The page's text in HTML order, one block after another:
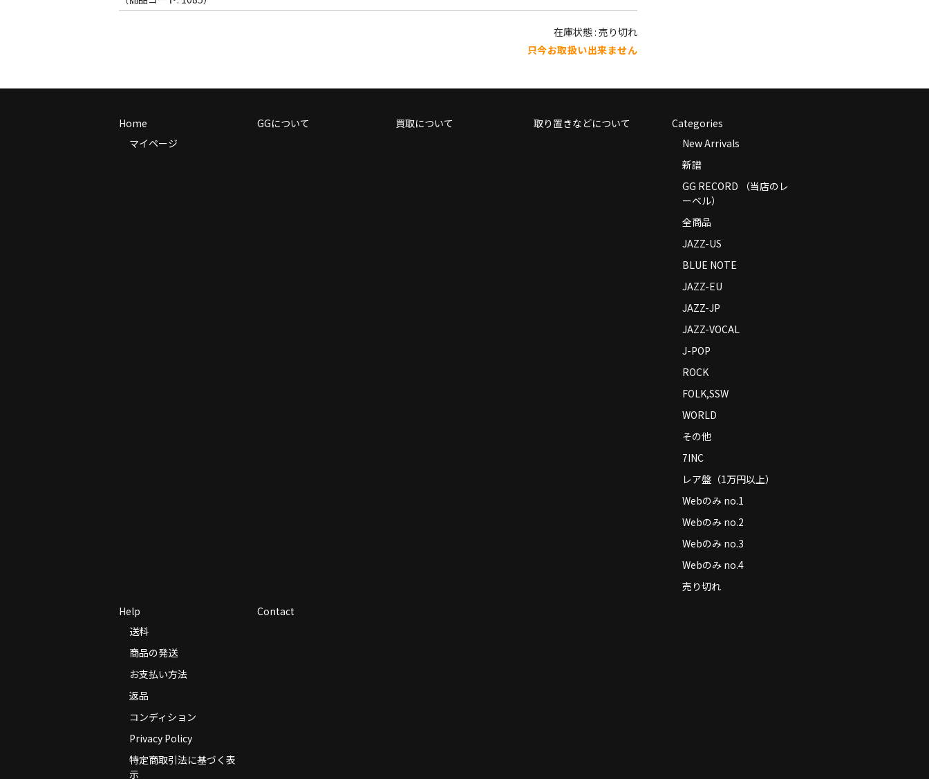
在庫状態 : 売り切れ
只今お取扱い出来ません
Home
マイページ
GGについて 買取について 取り置きなどについて
Categories
New Arrivals
新譜
GG RECORD （当店のレ
ーベル）
全商品
JAZZ-US
BLUE NOTE
JAZZ-EU
JAZZ-JP
JAZZ-VOCAL
J-POP
ROCK
FOLK,SSW
WORLD
その他
7INC
レア盤（1万円以上）
Webのみ no.1
Webのみ no.2
Webのみ no.3
Webのみ no.4
売り切れ
Help
送料
商品の発送
お支払い方法
返品
コンディション
Privacy Policy
特定商取引法に基づく表
示
Contact